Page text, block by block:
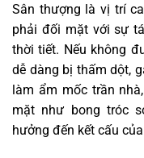
Sân thượng là vị trí
phải đối mặt với sự
thời tiết. Nếu không
dễ dàng bị thấm dột,
làm ẩm mốc trần
mặt như bong tróc
hưởng đến kết cấu